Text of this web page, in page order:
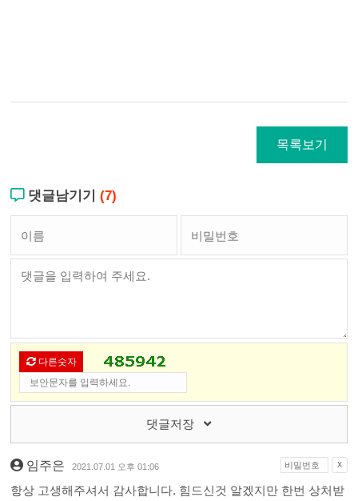
목록보기
댓글남기기(7)
다른숫자
댓글저장
임주은 2021.07.01 오후 01:06 X
항상 고생해주셔서 감사합니다. 힘드신것 알겠지만 한번 상처받